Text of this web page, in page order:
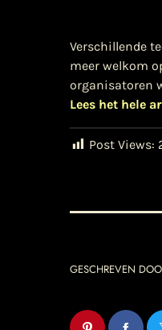
Verschillende
meer welkom
organisatoren
Lees het hele
Post Views:
GESCHREVEN